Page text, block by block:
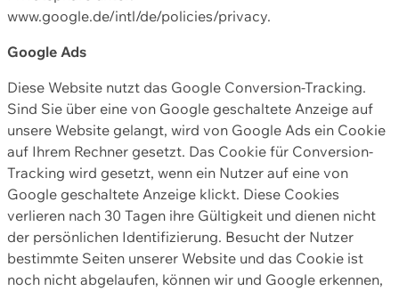
www.google.de/intl/de/policies/privacy.
Google Ads
Diese Website nutzt das Google Conversion-Tracking.
Sind Sie über eine von Google geschaltete Anzeige auf
unsere Website gelangt, wird von Google Ads ein Cookie
auf Ihrem Rechner gesetzt. Das Cookie für Conversion-
Tracking wird gesetzt, wenn ein Nutzer auf eine von
Google geschaltete Anzeige klickt. Diese Cookies
verlieren nach 30 Tagen ihre Gültigkeit und dienen nicht
der persönlichen Identifizierung. Besucht der Nutzer
bestimmte Seiten unserer Website und das Cookie ist
noch nicht abgelaufen, können wir und Google erkennen,